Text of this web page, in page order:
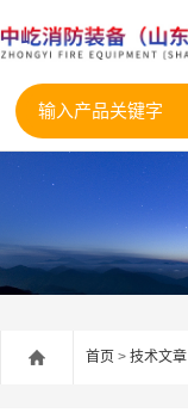
首页 > 技术文章